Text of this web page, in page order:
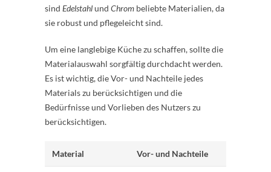
sind Edelstahlund Chrom beliebte Materialien, da
sie robust und pflegeleicht sind.
Um eine langlebige Küche zu schaffen, sollte die
Materialauswahl sorgfältig durchdacht werden.
Es ist wichtig, die Vor- und Nachteile jedes
Materials zu berücksichtigen und die
Bedürfnisse und Vorlieben des Nutzers zu
berücksichtigen.
Material Vor- und Nachteile